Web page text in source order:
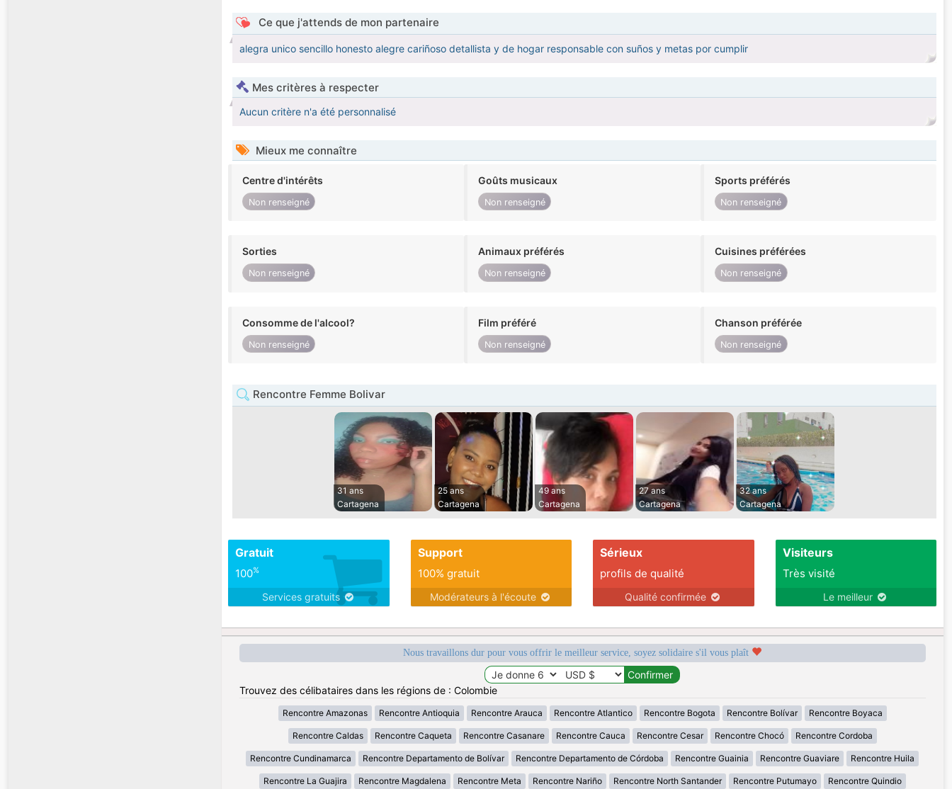
Ce que j'attends de mon partenaire
alegra unico sencillo honesto alegre cariñoso detallista y de hogar responsable con suños y metas por cumplir
Mes critères à respecter
Aucun critère n'a été personnalisé
Mieux me connaître
Centre d'intérêts
Non renseigné
Goûts musicaux
Non renseigné
Sports préférés
Non renseigné
Sorties
Non renseigné
Animaux préférés
Non renseigné
Cuisines préférées
Non renseigné
Consomme de l'alcool?
Non renseigné
Film préféré
Non renseigné
Chanson préférée
Non renseigné
Rencontre Femme Bolivar
31 ans
Cartagena
25 ans
Cartagena
49 ans
Cartagena
27 ans
Cartagena
32 ans
Cartagena
Gratuit
100%
Services gratuits
Support
100% gratuit
Modérateurs à l'écoute
Sérieux
profils de qualité
Qualité confirmée
Visiteurs
Très visité
Le meilleur
Nous travaillons dur pour vous offrir le meilleur service, soyez solidaire s'il vous plaît
Trouvez des célibataires dans les régions de : Colombie
Rencontre Amazonas Rencontre Antioquia Rencontre Arauca Rencontre Atlantico Rencontre Bogota Rencontre Bolívar Rencontre Boyaca
Rencontre Caldas Rencontre Caqueta Rencontre Casanare Rencontre Cauca Rencontre Cesar Rencontre Chocó Rencontre Cordoba
Rencontre Cundinamarca Rencontre Departamento de Bolívar Rencontre Departamento de Córdoba Rencontre Guainia Rencontre Guaviare Rencontre Huila
Rencontre La Guajira Rencontre Magdalena Rencontre Meta Rencontre Nariño Rencontre North Santander Rencontre Putumayo Rencontre Quindio